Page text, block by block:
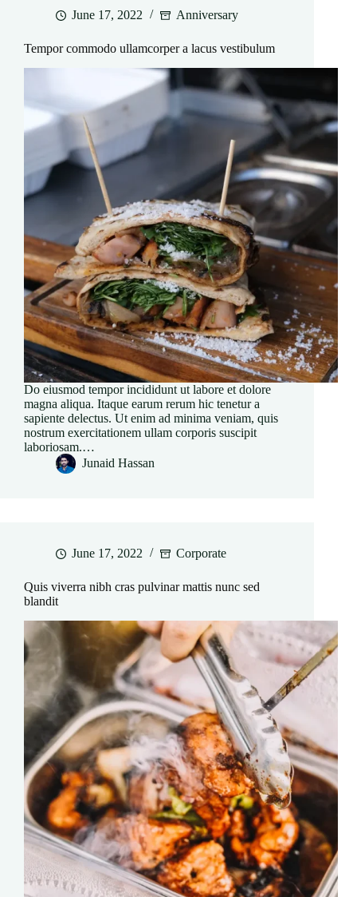
June 17, 2022 Anniversary
Tempor commodo ullamcorper a lacus vestibulum
Do eiusmod tempor incididunt ut labore et dolore
magna aliqua. Itaque earum rerum hic tenetur a
sapiente delectus. Ut enim ad minima veniam, quis
nostrum exercitationem ullam corporis suscipit
laboriosam.…
Junaid Hassan
June 17, 2022 Corporate
Quis viverra nibh cras pulvinar mattis nunc sed
blandit